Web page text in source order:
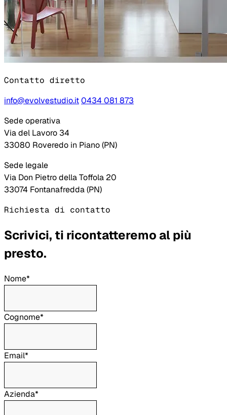
Contatto diretto
info@evolvestudio.it0434 081 873
Sede operativa
Via del Lavoro 34
33080 Roveredo in Piano (PN)
Sede legale
Via Don Pietro della Toffola 20
33074 Fontanafredda (PN)
Richiesta di contatto
Scrivici, ti ricontatteremo al più
presto.
Nome*
Cognome*
Email*
Azienda*